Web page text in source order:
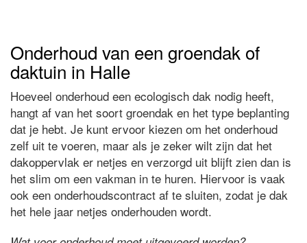
Onderhoud van een groendak of
daktuin in Halle
Hoeveel onderhoud een ecologisch dak nodig heeft,
hangt af van het soort groendak en het type beplanting
dat je hebt. Je kunt ervoor kiezen om het onderhoud
zelf uit te voeren, maar als je zeker wilt zijn dat het
dakoppervlak er netjes en verzorgd uit blijft zien dan is
het slim om een vakman in te huren. Hiervoor is vaak
ook een onderhoudscontract af te sluiten, zodat je dak
het hele jaar netjes onderhouden wordt.